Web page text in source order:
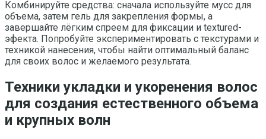
Комбинируйте средства: сначала используйте мусс для
объема, затем гель для закрепления формы, а
завершайте лёгким спреем для фиксации и textured-
эфекта. Попробуйте экспериментировать с текстурами и
техникой нанесения, чтобы найти оптимальный баланс
для своих волос и желаемого результата.
Техники укладки и укоренения волос
для создания естественного объема
и крупных волн